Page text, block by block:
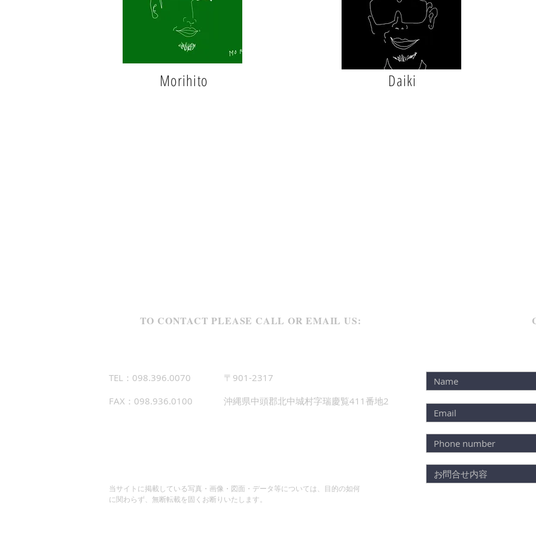
Morihito Daiki
TO CONTACT PLEASE CALL OR EMAIL US:
TEL：098.396.0070
〒901-2317
FAX：098.936.0100
沖縄県中頭郡北中城村字瑞慶覧411番地2
当サイトに掲載している写真・画像・図面・データ等については、目的の如何
に関わらず、無断転載を固くお断りいたします。